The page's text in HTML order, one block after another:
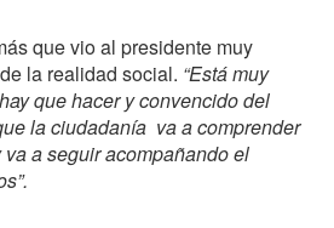
que vio al presidente muy
la realidad social. “Está muy
que hacer y convencido del
la ciudadanía va a comprender
a seguir acompañando el